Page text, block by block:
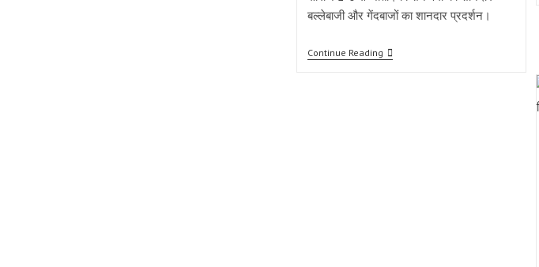
बल्लेबाजी और गेंदबाजों का शानदार प्रदर्शन।
Continue Readingश्रेयस